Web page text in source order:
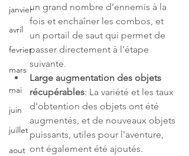
janvier
avril
fevrier
mars
mai
juin
juillet
aout
un grand nombre d’ennemis à la
fois et enchaîner les combos, et
un portail de saut qui permet de
passer directement à l’étape
suivante.
Large augmentation des objets
récupérables: La variété et les taux
d'obtention des objets ont été
augmentés, et de nouveaux objets
puissants, utiles pour l'aventure,
ont également été ajoutés.